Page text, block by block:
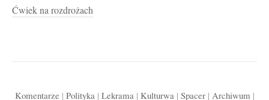
Ćwiek na rozdrożach
Komentarze | Polityka| Lekrama| Kulturwa| Spacer| Archiwum |